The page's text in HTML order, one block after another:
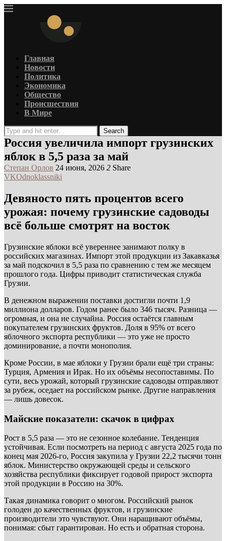
Главная
Новости
Политика
Экономика
Общество
Происшествия
В Мире
Search
Россия увеличила импорт грузинских
яблок в 5,5 раза за май
Степан Орлов 24 июня, 2026 2 Share
VKOdnoklassniki
Девяносто пять процентов всего
урожая: почему грузинские садоводы
всё больше смотрят на восток
Грузинские яблоки всё увереннее занимают полку в
российских магазинах. Импорт этой продукции из Закавказья
за май подскочил в 5,5 раза по сравнению с тем же месяцем
прошлого года. Цифры приводит статистическая служба
Грузии.
В денежном выражении поставки достигли почти 1,9
миллиона долларов. Годом ранее было 346 тысяч. Разница —
огромная, и она не случайна. Россия остаётся главным
покупателем грузинских фруктов. Доля в 95% от всего
яблочного экспорта республики — это уже не просто
доминирование, а почти монополия.
Кроме России, в мае яблоки у Грузии брали ещё три страны:
Турция, Армения и Ирак. Но их объёмы несопоставимы. По
сути, весь урожай, который грузинские садоводы отправляют
за рубеж, оседает на российском рынке. Другие направления
— лишь довесок.
Майские показатели: скачок в цифрах
Рост в 5,5 раза — это не сезонное колебание. Тенденция
устойчивая. Если посмотреть на период с августа 2025 года по
конец мая 2026-го, Россия закупила у Грузии 22,2 тысячи тонн
яблок. Министерство окружающей среды и сельского
хозяйства республики фиксирует годовой прирост экспорта
этой продукции в Россию на 30%.
Такая динамика говорит о многом. Российский рынок
голоден до качественных фруктов, и грузинские
производители это чувствуют. Они наращивают объёмы,
понимая: сбыт гарантирован. Но есть и обратная сторона.